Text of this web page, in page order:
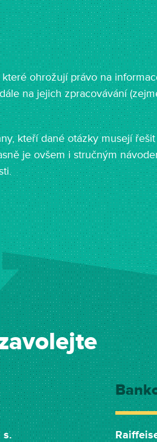
ohrožují právo na
na jejich zpracovávání
kteří dané otázky musejí
je ovšem i stručným
s.